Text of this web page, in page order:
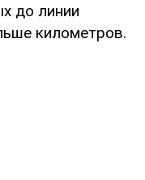
до линии
километров.